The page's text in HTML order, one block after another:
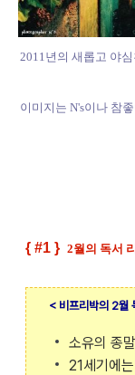
2011년의 새롭고 야
이미지는 N's이나 참
{ #1 } 2월의 독서
< 비프리박의 2월
소유의 종
21세기에